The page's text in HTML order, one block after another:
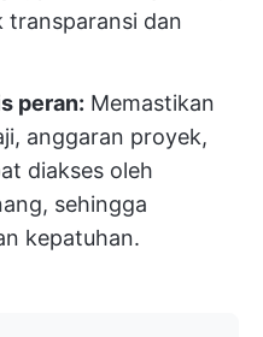
transparansi dan
peran: Memastikan
anggaran proyek,
diakses oleh
sehingga
kepatuhan.